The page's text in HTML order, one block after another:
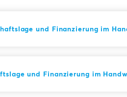
und Finanzierung im
und Finanzierung im